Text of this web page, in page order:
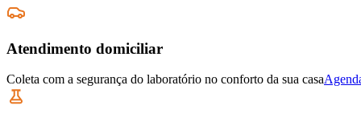
Atendimento domiciliar
Coleta com a segurança do laboratório no conforto da sua casa